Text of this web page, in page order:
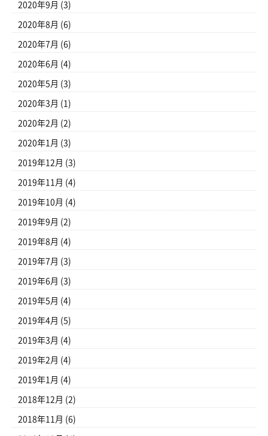
2020年9月 (3)
2020年8月 (6)
2020年7月 (6)
2020年6月 (4)
2020年5月 (3)
2020年3月 (1)
2020年2月 (2)
2020年1月 (3)
2019年12月 (3)
2019年11月 (4)
2019年10月 (4)
2019年9月 (2)
2019年8月 (4)
2019年7月 (3)
2019年6月 (3)
2019年5月 (4)
2019年4月 (5)
2019年3月 (4)
2019年2月 (4)
2019年1月 (4)
2018年12月 (2)
2018年11月 (6)